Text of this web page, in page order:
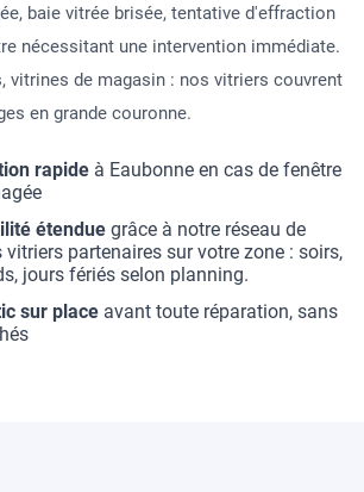
baie vitrée brisée, tentative d'effraction
nécessitant une intervention immédiate.
vitrines de magasin : nos vitriers couvrent
en grande couronne.
rapide à Eaubonne en cas de fenêtre
étendue grâce à notre réseau de
vitriers partenaires sur votre zone : soirs,
jours fériés selon planning.
sur place avant toute réparation, sans